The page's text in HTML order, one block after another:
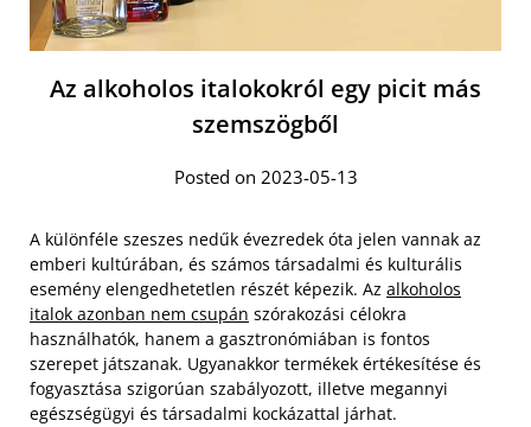
Az alkoholos italokokról egy picit más
szemszögből
Posted on 2023-05-13
A különféle szeszes nedűk évezredek óta jelen vannak az
emberi kultúrában, és számos társadalmi és kulturális
esemény elengedhetetlen részét képezik. Az alkoholos
italok azonban nem csupán szórakozási célokra
használhatók, hanem a gasztronómiában is fontos
szerepet játszanak. Ugyanakkor termékek értékesítése és
fogyasztása szigorúan szabályozott, illetve megannyi
egészségügyi és társadalmi kockázattal járhat.